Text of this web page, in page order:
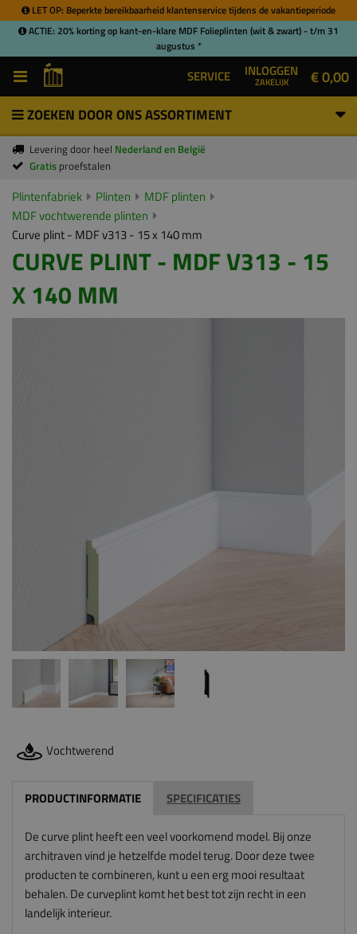
LET OP: Beperkte bereikbaarheid klantenservice tijdens de vakantieperiode
ACTIE: 20% korting op kant-en-klare MDF Folieplinten (wit & zwart) - t/m 31
augustus *
SERVICE INLOGGEN
ZAKELIJK € 0,00
ZOEKEN DOOR ONS ASSORTIMENT
Levering door heel Nederland en België
Gratis proefstalen
Plintenfabriek Plinten
MDF plinten
MDF vochtwerende plinten
Curve plint - MDF v313 - 15 x 140 mm
CURVE PLINT - MDF V313 - 15
X 140 MM
Vochtwerend
PRODUCTINFORMATIE SPECIFICATIES
De curve plint heeft een veel voorkomend model. Bij onze
architraven vind je hetzelfde model terug. Door deze twee
producten te combineren, kunt u een erg mooi resultaat
behalen. De curveplint komt het best tot zijn recht in een
landelijk interieur.